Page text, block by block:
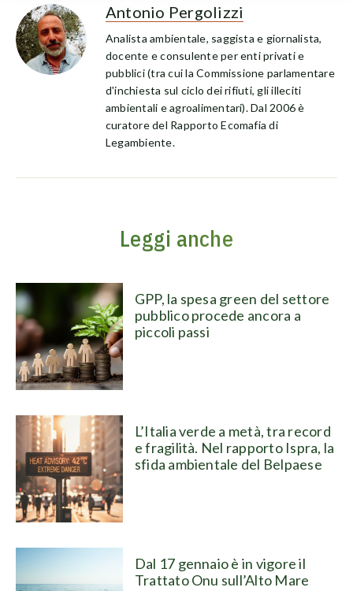
Antonio Pergolizzi
Analista ambientale, saggista e giornalista,
docente e consulente per enti privati e
pubblici (tra cui la Commissione parlamentare
d'inchiesta sul ciclo dei rifiuti, gli illeciti
ambientali e agroalimentari). Dal 2006 è
curatore del Rapporto Ecomafia di
Legambiente.
Leggi anche
GPP, la spesa green del settore
pubblico procede ancora a
piccoli passi
L’Italia verde a metà, tra record
e fragilità. Nel rapporto Ispra, la
sfida ambientale del Belpaese
Dal 17 gennaio è in vigore il
Trattato Onu sull’Alto Mare